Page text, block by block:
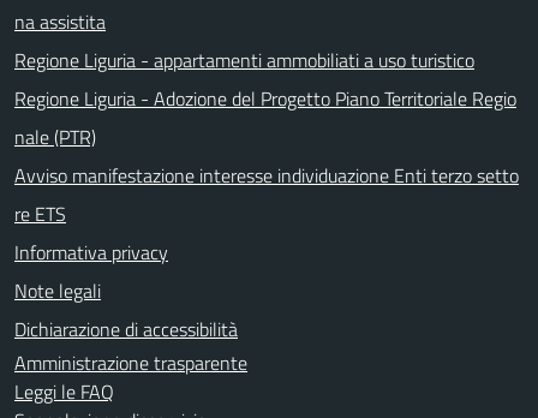
na assistita
Regione Liguria - appartamenti ammobiliati a uso turistico
Regione Liguria - Adozione del Progetto Piano Territoriale Regio
nale (PTR)
Avviso manifestazione interesse individuazione Enti terzo setto
re ETS
Informativa privacy
Note legali
Dichiarazione di accessibilità
Amministrazione trasparente
Leggi le FAQ